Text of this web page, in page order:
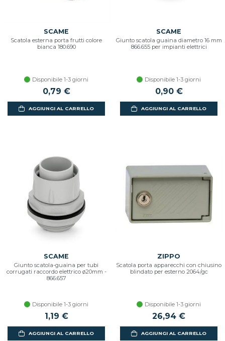
SCAME
Scatola esterna porta frutti colore
bianca 180.690
Disponibile 1-3 giorni
0,79 €
AGGIUNGI AL CARRELLO
SCAME
Giunto scatola guaina diametro 16 mm
866.655 per impianti elettrici
Disponibile 1-3 giorni
0,90 €
AGGIUNGI AL CARRELLO
SCAME
Giunto scatola-guaina per tubi
corrugati raccordo elettrico ø20mm -
866.657
Disponibile 1-3 giorni
1,19 €
AGGIUNGI AL CARRELLO
ZIPPO
Scatola porta apparecchi con chiusino
blindato per esterno 2064/gc
Disponibile 1-3 giorni
26,94 €
AGGIUNGI AL CARRELLO